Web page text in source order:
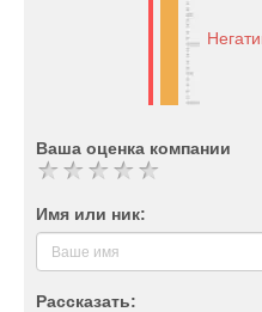
Ваша оценка компании
Имя или ник:
Рассказать: